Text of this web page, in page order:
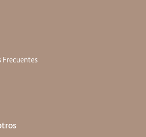
Frecuentes